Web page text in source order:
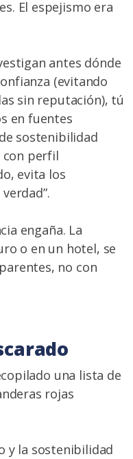
El espejismo era
antes dónde
(evitando
sin reputación), tú
en fuentes
sostenibilidad
con perfil
evita los
engaña. La
o en un hotel, se
no con
una lista de
rojas
y la sostenibilidad